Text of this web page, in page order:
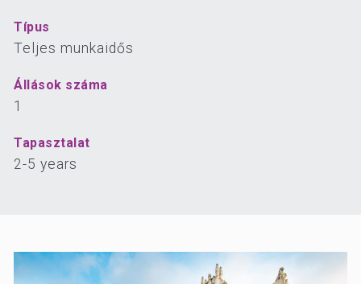
Típus
Teljes munkaidős
Állások száma
1
Tapasztalat
2-5 years